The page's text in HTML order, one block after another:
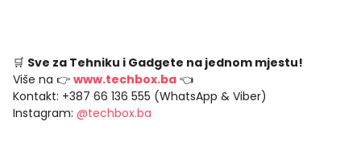
🛒 Sve za Tehniku i Gadgete na jednom mjestu!
Više na 👉 www.techbox.ba 👈
Kontakt: +387 66 136 555 (WhatsApp & Viber)
Instagram: @techbox.ba